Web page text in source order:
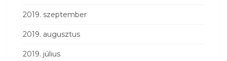
2019. szeptember
2019. augusztus
2019. július